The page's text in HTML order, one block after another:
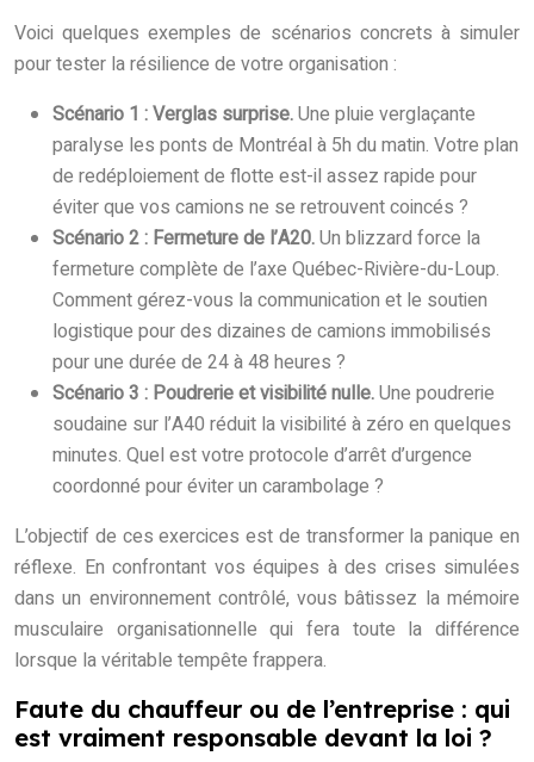
Voici quelques exemples de scénarios concrets à simuler
pour tester la résilience de votre organisation :
Scénario 1 : Verglas surprise.Une pluie verglaçante
paralyse les ponts de Montréal à 5h du matin. Votre plan
de redéploiement de flotte est-il assez rapide pour
éviter que vos camions ne se retrouvent coincés ?
Scénario 2 : Fermeture de l’A20.Un blizzard force la
fermeture complète de l’axe Québec-Rivière-du-Loup.
Comment gérez-vous la communication et le soutien
logistique pour des dizaines de camions immobilisés
pour une durée de 24 à 48 heures ?
Scénario 3 : Poudrerie et visibilité nulle.Une poudrerie
soudaine sur l’A40 réduit la visibilité à zéro en quelques
minutes. Quel est votre protocole d’arrêt d’urgence
coordonné pour éviter un carambolage ?
L’objectif de ces exercices est de transformer la panique en
réflexe. En confrontant vos équipes à des crises simulées
dans un environnement contrôlé, vous bâtissez la mémoire
musculaire organisationnelle qui fera toute la différence
lorsque la véritable tempête frappera.
Faute du chauffeur ou de l’entreprise : qui
est vraiment responsable devant la loi ?